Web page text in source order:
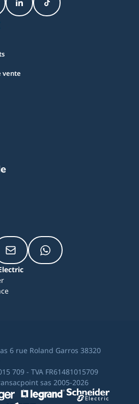
vente
6 rue Roland Garros 38320
709 - TVA FR61481015709
sas 2005-2026